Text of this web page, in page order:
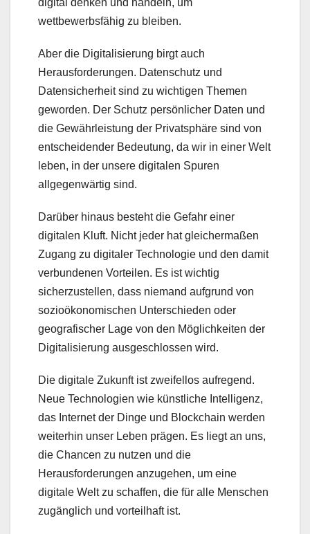
digital denken und handeln, um
wettbewerbsfähig zu bleiben.
Aber die Digitalisierung birgt auch
Herausforderungen. Datenschutz und
Datensicherheit sind zu wichtigen Themen
geworden. Der Schutz persönlicher Daten und
die Gewährleistung der Privatsphäre sind von
entscheidender Bedeutung, da wir in einer Welt
leben, in der unsere digitalen Spuren
allgegenwärtig sind.
Darüber hinaus besteht die Gefahr einer
digitalen Kluft. Nicht jeder hat gleichermaßen
Zugang zu digitaler Technologie und den damit
verbundenen Vorteilen. Es ist wichtig
sicherzustellen, dass niemand aufgrund von
sozioökonomischen Unterschieden oder
geografischer Lage von den Möglichkeiten der
Digitalisierung ausgeschlossen wird.
Die digitale Zukunft ist zweifellos aufregend.
Neue Technologien wie künstliche Intelligenz,
das Internet der Dinge und Blockchain werden
weiterhin unser Leben prägen. Es liegt an uns,
die Chancen zu nutzen und die
Herausforderungen anzugehen, um eine
digitale Welt zu schaffen, die für alle Menschen
zugänglich und vorteilhaft ist.